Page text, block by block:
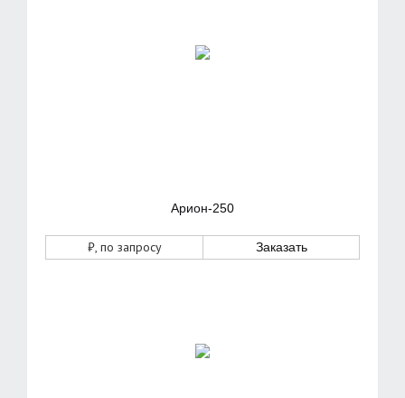
Арион-250
₽, по запросу Заказать